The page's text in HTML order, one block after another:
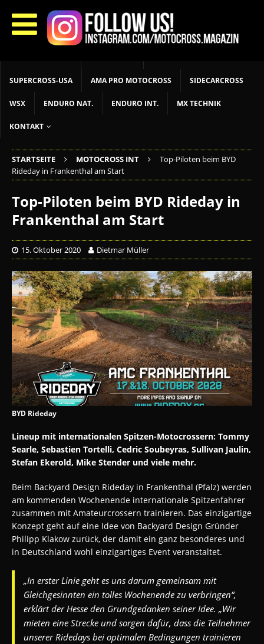
START LIVETIMING MX NEWS MX YOUTH
MX WOMEN MXGP ADAC MX MASTERS MOTOCROSS INT
SUPERCROSS-USA AMA PRO MOTOCROSS SIDECARCROSS
WSX ENDURO NAT. ENDURO INT. MX TECHNIK
KONTAKT
STARTSEITE MOTOCROSS INT
Top-Piloten beim BYD
Rideday in Frankenthal am Start
Top-Piloten beim BYD Rideday in
Frankenthal am Start
15. Oktober 2020 Dietmar Müller
BYD Rideday
Lineup mit internationalen Spitzen-Motocrossern: Tommy
Searle, Sebastien Tortelli, Cedric Soubeyras, Sullivan Jaulin,
Stefan Ekerold, Mike Stender und viele mehr.
Beim Backyard Design Rideday in Frankenthal (Pfalz) werden
am kommenden Wochenende internationale Spitzenfahrer
zusammen mit Amateurcrossern trainieren. Das einzigartige
Konzept geht auf eine Idee von Backyard Design Gründer
Philipp Klakow zurück, der damit ein ganz besonderes und
in Deutschland wohl einzigartiges Event veranstaltet.
„In erster Linie geht es uns darum gemeinsam mit
Gleichgesinnten ein tolles Wochenende zu verbringen“,
erklärt der Hesse den Grundgedanken seiner Idee. „Wir
mieten eine Strecke und sorgen dafür, dass die Teilnehmer
unserer Ridedays bei optimalen Bedingungen trainieren